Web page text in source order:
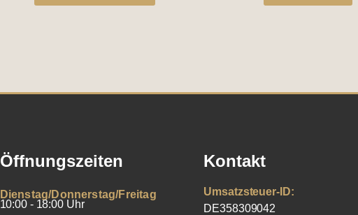
Öffnungszeiten
Dienstag/Donnerstag/Freitag
10:00 - 18:00 Uhr
Kontakt
Umsatzsteuer-ID:
DE358309042